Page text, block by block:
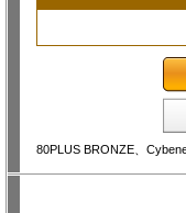
80PLUS BRONZE、